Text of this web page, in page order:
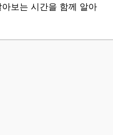
보는 시간을 함께 알아